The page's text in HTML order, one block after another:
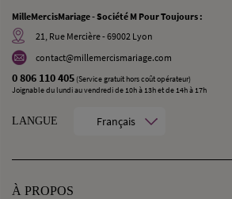
MilleMercisMariage - Société M Pour Toujours :
21, Rue Mercière - 69002 Lyon
contact@millemercismariage.com
0 806 110 405 (Service gratuit hors coût opérateur)
Joignable du lundi au vendredi de 10h à 13h et de 14h à 17h
LANGUE Français
À PROPOS